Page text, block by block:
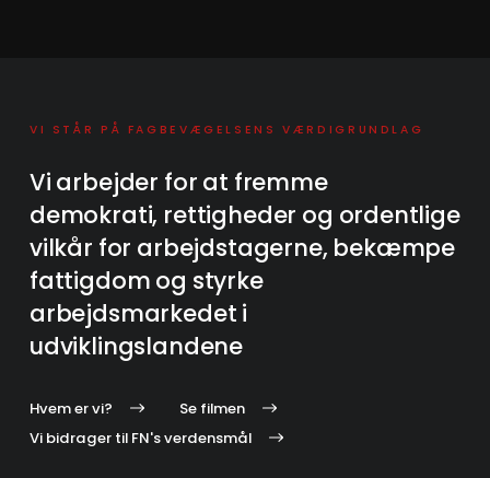
VI STÅR PÅ FAGBEVÆGELSENS VÆRDIGRUNDLAG
Vi arbejder for at fremme
demokrati, rettigheder og ordentlige
vilkår for arbejdstagerne, bekæmpe
fattigdom og styrke
arbejdsmarkedet i
udviklingslandene
Hvem er vi?
Se filmen
Vi bidrager til FN's verdensmål